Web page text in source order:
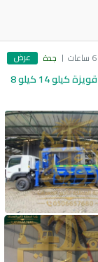
جدة عرض
بوم تراك للايجار 10طن،20طن جنوب جدة - قويزة كيلو 14 كيلو 8